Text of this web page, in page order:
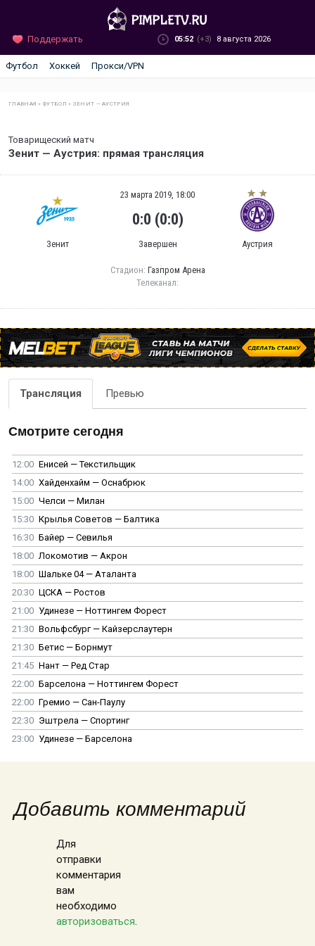
Поддержать 05:52 (+3) 8 августа 2026
Футбол Хоккей Прокси/VPN
ГЛАВНАЯ »ФУТБОЛ » ЗЕНИТ — АУСТРИЯ
Товарищеский матч
Зенит — Аустрия: прямая трансляция
Зенит
23 марта 2019, 18:00
0:0 (0:0)
Завершен Аустрия
Стадион: Газпром Арена
Телеканал:
Трансляция Превью
Смотрите сегодня
12:00 Енисей — Текстильщик
14:00 Хайденхайм — Оснабрюк
15:00 Челси — Милан
15:30 Крылья Советов — Балтика
16:30 Байер — Севилья
18:00 Локомотив — Акрон
18:00 Шальке 04 — Аталанта
20:30 ЦСКА — Ростов
21:00 Удинезе — Ноттингем Форест
21:30 Вольфсбург — Кайзерслаутерн
21:30 Бетис — Борнмут
21:45 Нант — Ред Стар
22:00 Барселона — Ноттингем Форест
22:00 Гремио — Сан-Паулу
22:30 Эштрела — Спортинг
23:00 Удинезе — Барселона
Добавить комментарий
Для
отправки
комментария
вам
необходимо
авторизоваться.